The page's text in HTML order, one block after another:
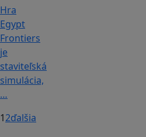
Hra
Egypt
Frontiers
je
staviteľská
simulácia,
…
12ďalšia